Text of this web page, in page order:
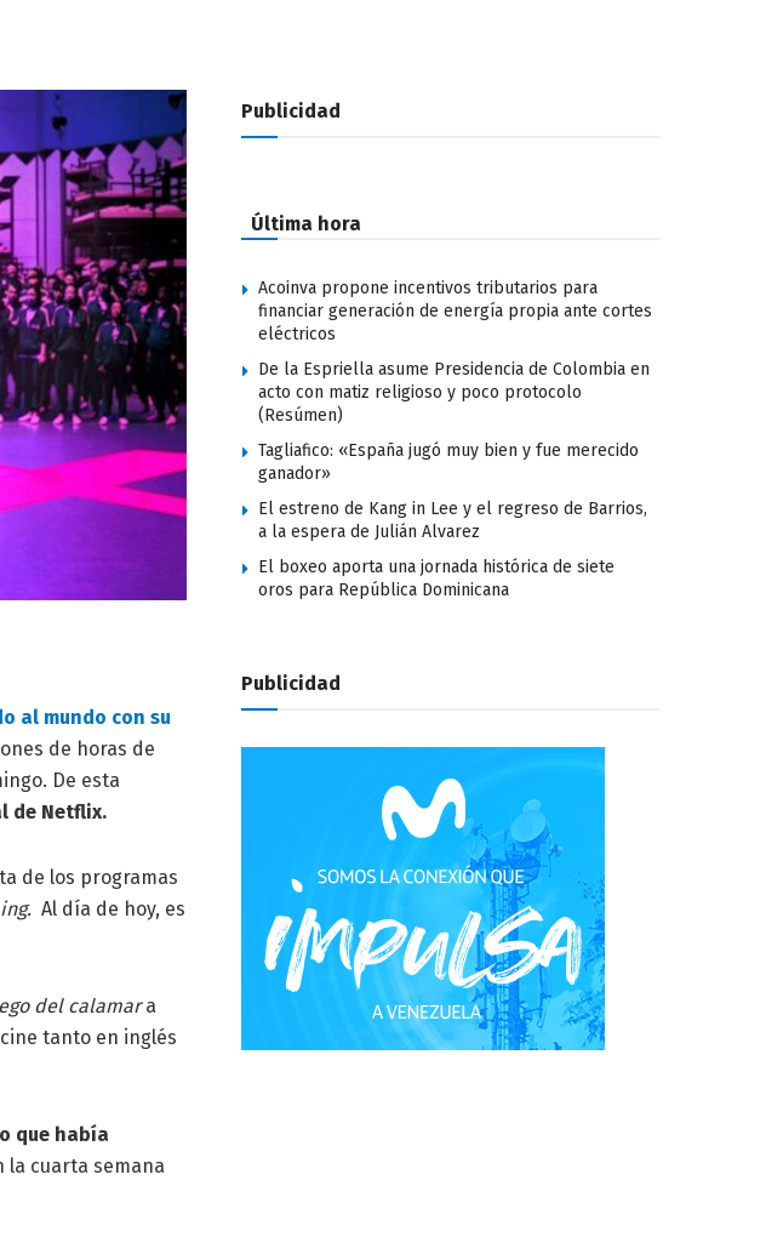
al mundo con su
de horas de
De esta
de Netflix.
de los programas
Al día de hoy, es
del calamara
tanto en inglés
que había
la cuarta semana
Publicidad
Última hora
Acoinva propone incentivos tributarios para
financiar generación de energía propia ante cortes
eléctricos
De la Espriella asume Presidencia de Colombia en
acto con matiz religioso y poco protocolo
(Resúmen)
Tagliafico: «España jugó muy bien y fue merecido
ganador»
El estreno de Kang in Lee y el regreso de Barrios,
a la espera de Julián Alvarez
El boxeo aporta una jornada histórica de siete
oros para República Dominicana
Publicidad